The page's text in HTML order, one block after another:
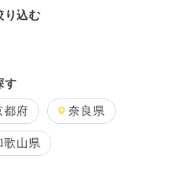
博物館
港・飛行機
り込む
す
都府 奈良県
歌山県